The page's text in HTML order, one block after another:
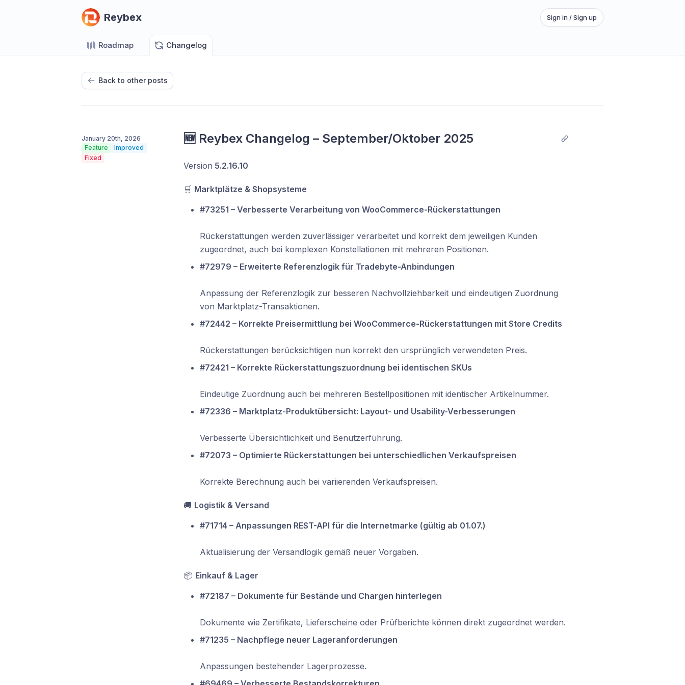
Reybex Sign in / Sign up
Roadmap Changelog
Back to other posts
January 20th, 2026
Feature
Improved
Fixed
🆕 Reybex Changelog – September/Oktober 2025
Version 5.2.16.10
🛒 Marktplätze & Shopsysteme
#73251 – Verbesserte Verarbeitung von WooCommerce-Rückerstattungen
Rückerstattungen werden zuverlässiger verarbeitet und korrekt dem jeweiligen Kunden
zugeordnet, auch bei komplexen Konstellationen mit mehreren Positionen.
#72979 – Erweiterte Referenzlogik für Tradebyte-Anbindungen
Anpassung der Referenzlogik zur besseren Nachvollziehbarkeit und eindeutigen Zuordnung
von Marktplatz-Transaktionen.
#72442 – Korrekte Preisermittlung bei WooCommerce-Rückerstattungen mit Store Credits
Rückerstattungen berücksichtigen nun korrekt den ursprünglich verwendeten Preis.
#72421 – Korrekte Rückerstattungszuordnung bei identischen SKUs
Eindeutige Zuordnung auch bei mehreren Bestellpositionen mit identischer Artikelnummer.
#72336 – Marktplatz-Produktübersicht: Layout- und Usability-Verbesserungen
Verbesserte Übersichtlichkeit und Benutzerführung.
#72073 – Optimierte Rückerstattungen bei unterschiedlichen Verkaufspreisen
Korrekte Berechnung auch bei variierenden Verkaufspreisen.
🚚 Logistik & Versand
#71714 – Anpassungen REST-API für die Internetmarke (gültig ab 01.07.)
Aktualisierung der Versandlogik gemäß neuer Vorgaben.
📦 Einkauf & Lager
#72187 – Dokumente für Bestände und Chargen hinterlegen
Dokumente wie Zertifikate, Lieferscheine oder Prüfberichte können direkt zugeordnet werden.
#71235 – Nachpflege neuer Lageranforderungen
Anpassungen bestehender Lagerprozesse.